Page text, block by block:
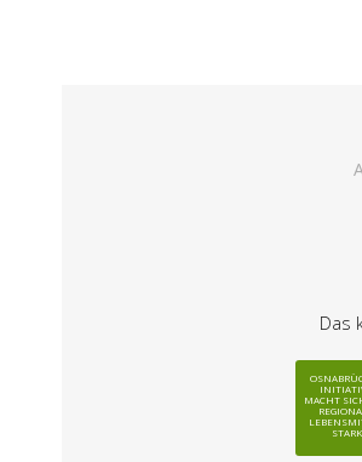
Das
MACHT
STARK